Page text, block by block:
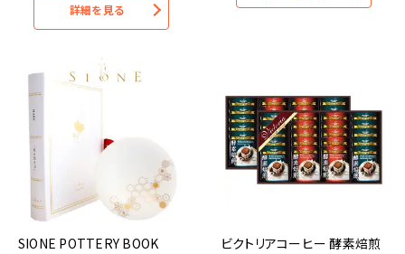
詳細を見る
SIONE POTTERY BOOK
ビクトリアコーヒー 酵素焙煎